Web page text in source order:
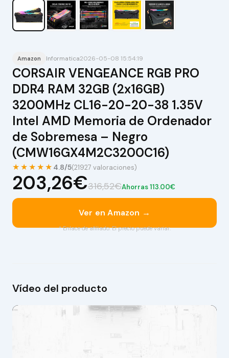
Amazon Informatica2026-05-08 15:54:19
CORSAIR VENGEANCE RGB PRO
DDR4 RAM 32GB (2x16GB)
3200MHz CL16-20-20-38 1.35V
Intel AMD Memoria de Ordenador
de Sobremesa – Negro
(CMW16GX4M2C3200C16)
★★★★★ 4.8/5(21927 valoraciones)
203,26€316,52€Ahorras 113.00€
Ver en Amazon →
* Enlace de afiliado. El precio puede variar.
Vídeo del producto